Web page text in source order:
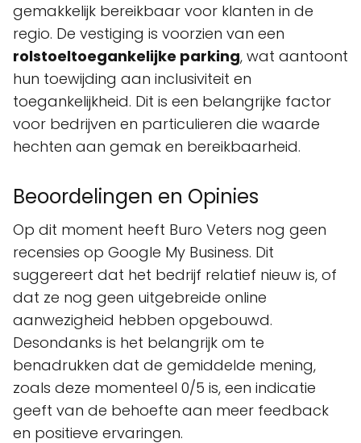
gemakkelijk bereikbaar voor klanten in de
regio. De vestiging is voorzien van een
rolstoeltoegankelijke parking, wat aantoont
hun toewijding aan inclusiviteit en
toegankelijkheid. Dit is een belangrijke factor
voor bedrijven en particulieren die waarde
hechten aan gemak en bereikbaarheid.
Beoordelingen en Opinies
Op dit moment heeft Buro Veters nog geen
recensies op Google My Business. Dit
suggereert dat het bedrijf relatief nieuw is, of
dat ze nog geen uitgebreide online
aanwezigheid hebben opgebouwd.
Desondanks is het belangrijk om te
benadrukken dat de gemiddelde mening,
zoals deze momenteel 0/5 is, een indicatie
geeft van de behoefte aan meer feedback
en positieve ervaringen.